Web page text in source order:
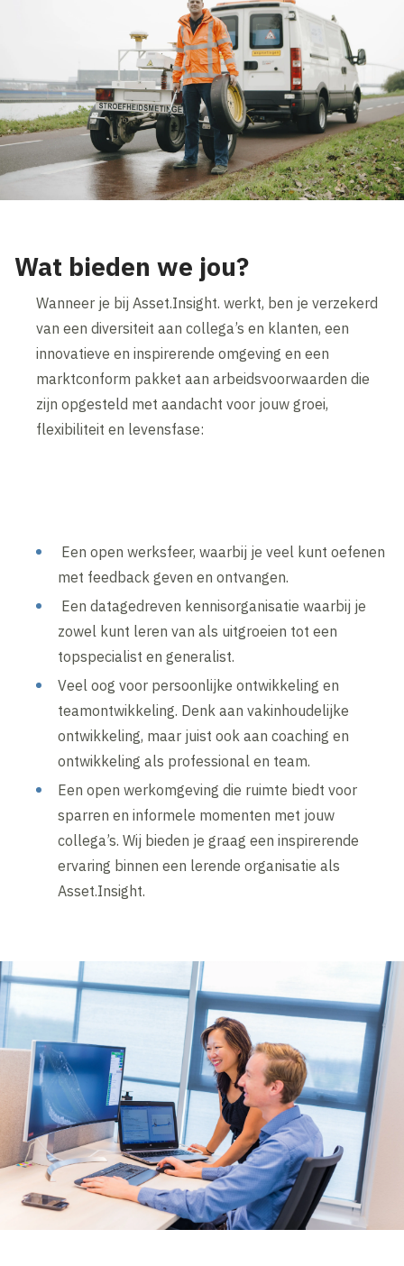
Wat bieden we jou?
Wanneer je bij Asset.Insight. werkt, ben je verzekerd
van een diversiteit aan collega’s en klanten, een
innovatieve en inspirerende omgeving en een
marktconform pakket aan arbeidsvoorwaarden die
zijn opgesteld met aandacht voor jouw groei,
flexibiliteit en levensfase:
Een open werksfeer, waarbij je veel kunt oefenen
met feedback geven en ontvangen.
Een datagedreven kennisorganisatie waarbij je
zowel kunt leren van als uitgroeien tot een
topspecialist en generalist.
Veel oog voor persoonlijke ontwikkeling en
teamontwikkeling. Denk aan vakinhoudelijke
ontwikkeling, maar juist ook aan coaching en
ontwikkeling als professional en team.
Een open werkomgeving die ruimte biedt voor
sparren en informele momenten met jouw
collega’s. Wij bieden je graag een inspirerende
ervaring binnen een lerende organisatie als
Asset.Insight.